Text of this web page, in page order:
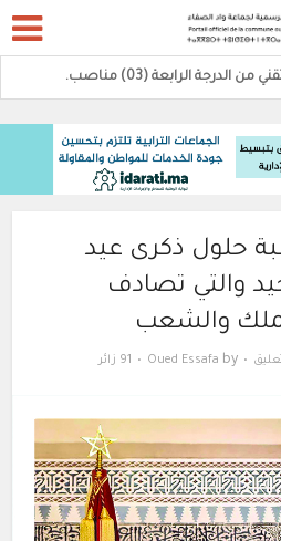
حلول ذكرى عيد
والتي تصادف
والشعب
by
Oued Essafa 91 زائر